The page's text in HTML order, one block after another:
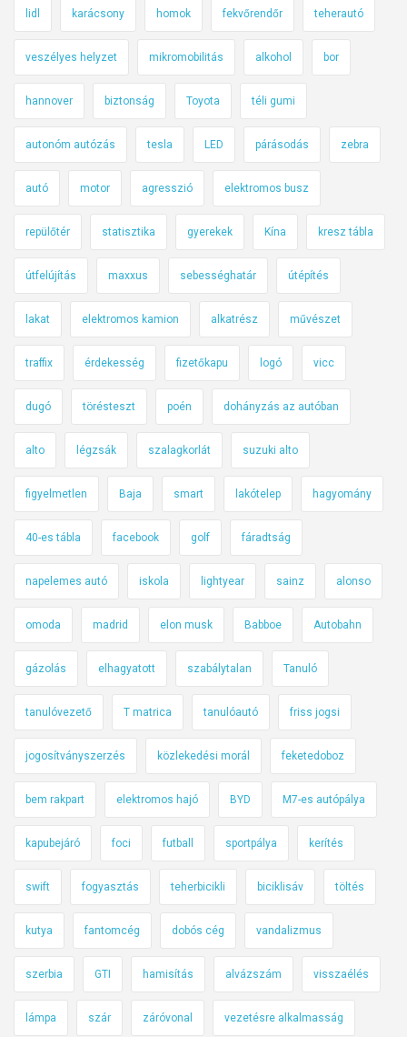
lidl karácsony homok fekvőrendőr teherautó
veszélyes helyzet mikromobilitás alkohol bor
hannover biztonság Toyota téli gumi
autonóm autózás tesla LED párásodás zebra
autó motor agresszió elektromos busz
repülőtér statisztika gyerekek Kína kresz tábla
útfelújítás maxxus sebességhatár útépítés
lakat elektromos kamion alkatrész művészet
traffix érdekesség fizetőkapu logó vicc
dugó törésteszt poén dohányzás az autóban
alto légzsák szalagkorlát suzuki alto
figyelmetlen Baja smart lakótelep hagyomány
40-es tábla facebook golf fáradtság
napelemes autó iskola lightyear sainz alonso
omoda madrid elon musk Babboe Autobahn
gázolás elhagyatott szabálytalan Tanuló
tanulóvezető T matrica tanulóautó friss jogsi
jogosítványszerzés közlekedési morál feketedoboz
bem rakpart elektromos hajó BYD M7-es autópálya
kapubejáró foci futball sportpálya kerítés
swift fogyasztás teherbicikli biciklisáv töltés
kutya fantomcég dobós cég vandalizmus
szerbia GTI hamisítás alvázszám visszaélés
lámpa szár záróvonal vezetésre alkalmasság